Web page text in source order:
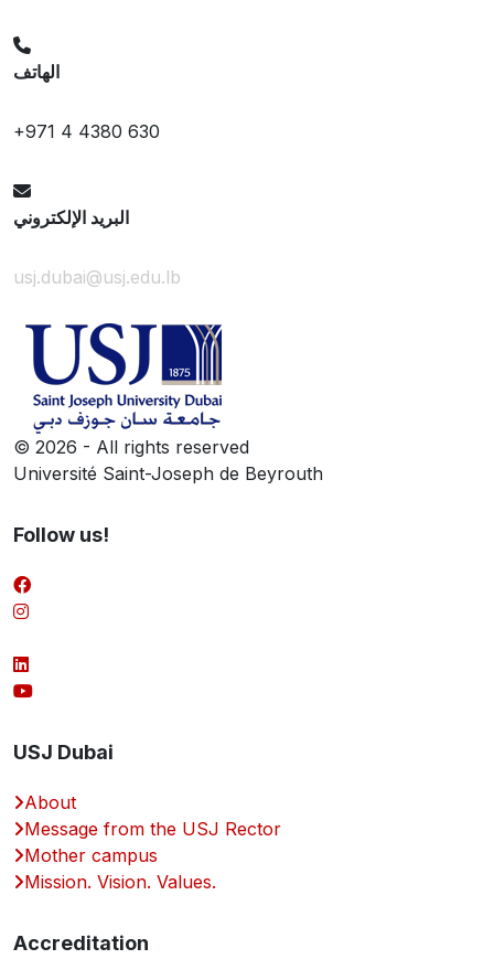
الهاتف
+971 4 4380 630
البريد الإلكتروني
usj.dubai@usj.edu.lb
© 2026 - All rights reserved
Université Saint-Joseph de Beyrouth
Follow us!
USJ Dubai
About
Message from the USJ Rector
Mother campus
Mission. Vision. Values.
Accreditation